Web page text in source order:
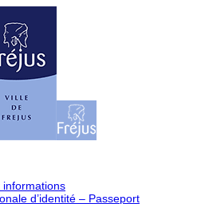
informations
d’identité – Passeport